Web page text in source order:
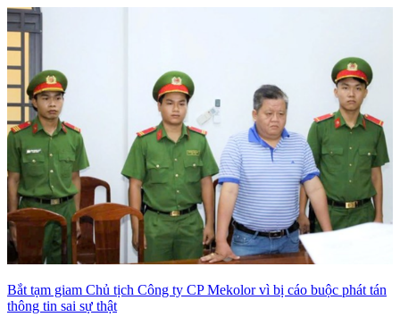
Bắt tạm giam Chủ tịch Công ty CP Mekolor vì bị cáo buộc phát tán
thông tin sai sự thật